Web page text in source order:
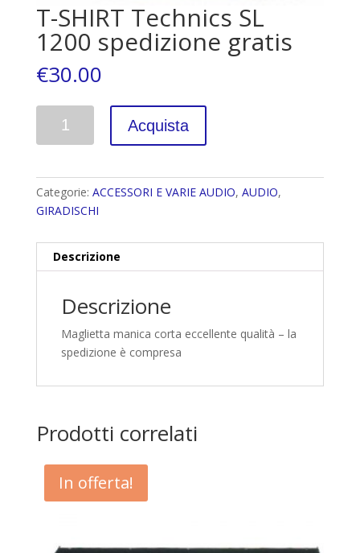
T-SHIRT Technics SL
1200 spedizione gratis
€30.00
Acquista
Categorie: ACCESSORI E VARIE AUDIO, AUDIO,
GIRADISCHI
Descrizione
Descrizione
Maglietta manica corta eccellente qualità – la
spedizione è compresa
Prodotti correlati
In offerta!